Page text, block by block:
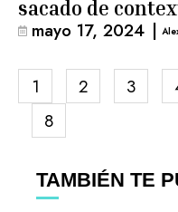
sacado de
mayo 17, 2024 |
1 2 3
8
TAMBIÉN TE